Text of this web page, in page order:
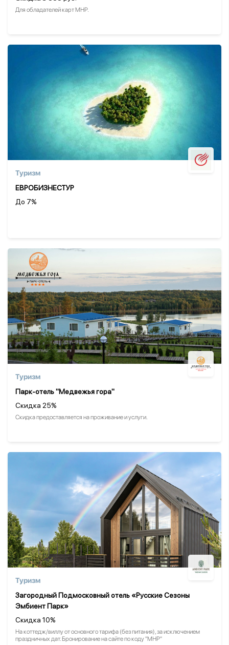
Для обладателей карт МНР.
Туризм
ЕВРОБИЗНЕСТУР
До 7%
Туризм
Парк-отель "Медвежья гора"
Скидка 25%
Скидка предоставляется на проживание и услуги.
Туризм
Загородный Подмосковный отель «Русские Сезоны
Эмбиент Парк»
Скидка 10%
На коттедж/виллу от основного тарифа (без питания), за исключением
праздничных дат. Бронирование на сайте по коду "МНР"